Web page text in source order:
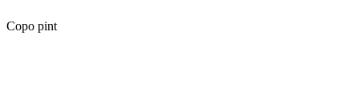
Copo pint